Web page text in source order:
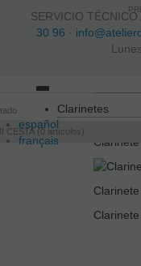
SERVICIO
30 96 ·
español
français
CESTA 0 artículos
navigation
Clarinetes